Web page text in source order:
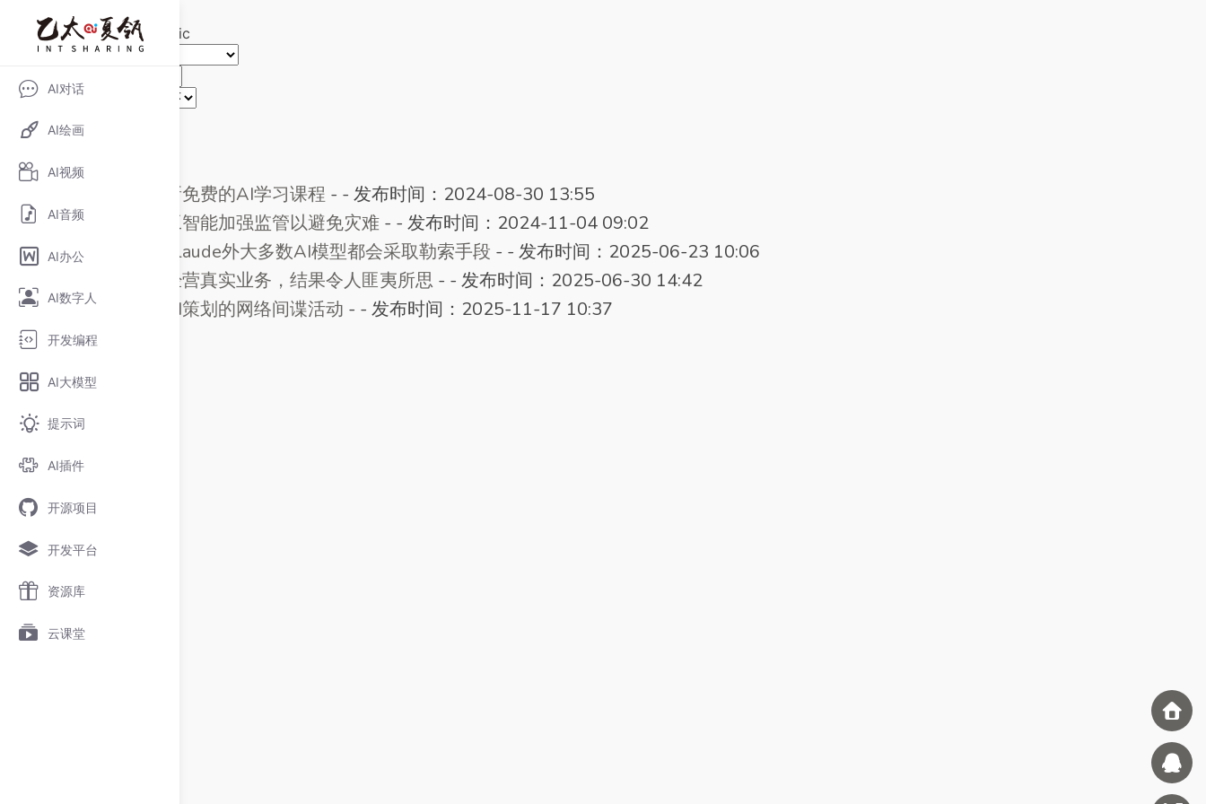
AI对话
AI绘画
AI视频
AI音频
AI办公
AI数字人
开发编程
AI大模型
提示词
AI插件
开源项目
开发平台
资源库
云课堂
>热门标签> Anthropic
选择站点：
选择模型：
排序方式
共找到符合条件的标签
Anthropic发布最新免费的AI学习课程 - - 发布时间：2024-08-30 13:55
Anthropic敦促人工智能加强监管以避免灾难 - - 发布时间：2024-11-04 09:02
Anthropic称除了Claude外大多数AI模型都会采取勒索手段 - - 发布时间：2025-06-23 10:06
Anthropic测试AI经营真实业务，结果令人匪夷所思 - - 发布时间：2025-06-30 14:42
Anthropic披露由AI策划的网络间谍活动 - - 发布时间：2025-11-17 10:37